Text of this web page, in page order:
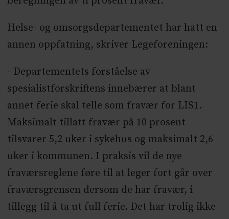
Helse- og omsorgsdepartementet har hatt en
annen oppfatning, skriver Legeforeningen:
- Departementets forståelse av
spesialistforskriftens innebærer at blant
annet ferie skal telle som fravær for LIS1.
Maksimalt tillatt fravær på 10 prosent
tilsvarer 5,2 uker i sykehus og maksimalt 2,6
uker i kommunen. I praksis vil de nye
fraværsreglene føre til at leger fort går over
fraværsgrensen dersom de har fravær, i
tillegg til å ta ut full ferie. Det har trolig ikke